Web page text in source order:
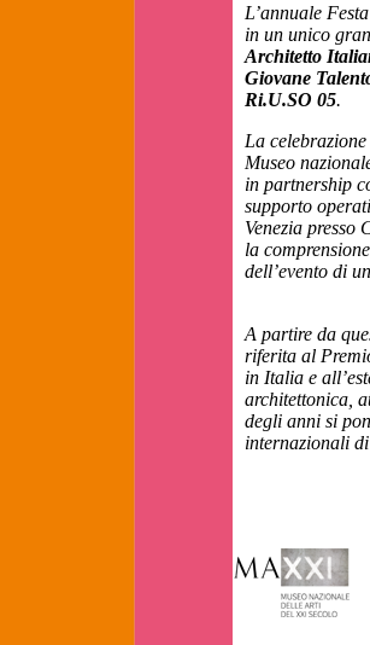
L’annuale
in un unico
Architetto
Giovane
Ri.U.SO 05.
La
Museo
in partnership
supporto
Venezia presso
la
dell’evento di
A partire da
riferita al
in Italia e
architettonica,
degli anni si
internazionali